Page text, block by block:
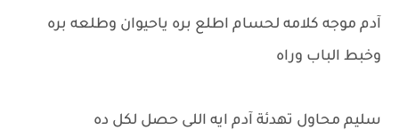
آدم موجه كلامه لحسام اطلع بره ياحيوان وطلعه بره
وخبط الباب وراه
سليم محاول تهدئة آدم ايه اللى حصل لكل ده